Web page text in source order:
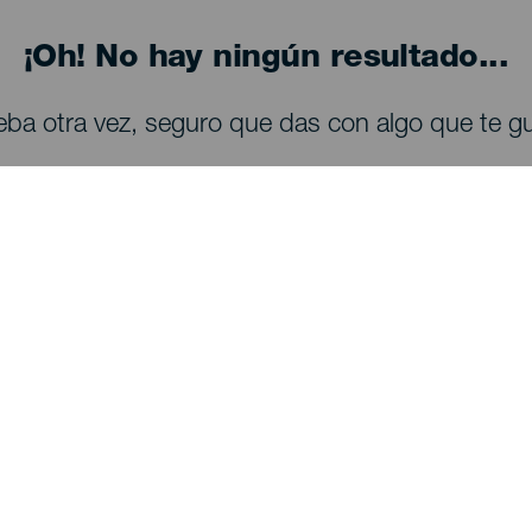
¡Oh! No hay ningún resultado...
otra vez, seguro que das con algo que te